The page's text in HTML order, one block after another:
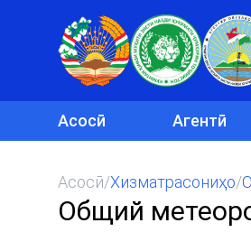
Асосӣ Агентӣ
Асосӣ/Хизматрасониҳо/
Общий